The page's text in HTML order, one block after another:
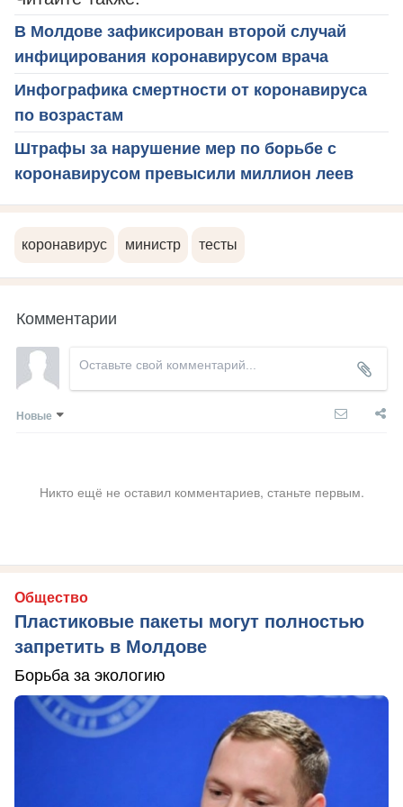
В Молдове зафиксирован второй случай
инфицирования коронавирусом врача
Инфографика смертности от коронавируса
по возрастам
Штрафы за нарушение мер по борьбе с
коронавирусом превысили миллион леев
коронавирус министр тесты
Комментарии
Новые
Никто ещё не оставил комментариев, станьте первым.
Общество
Пластиковые пакеты могут полностью
запретить в Молдове
Борьба за экологию